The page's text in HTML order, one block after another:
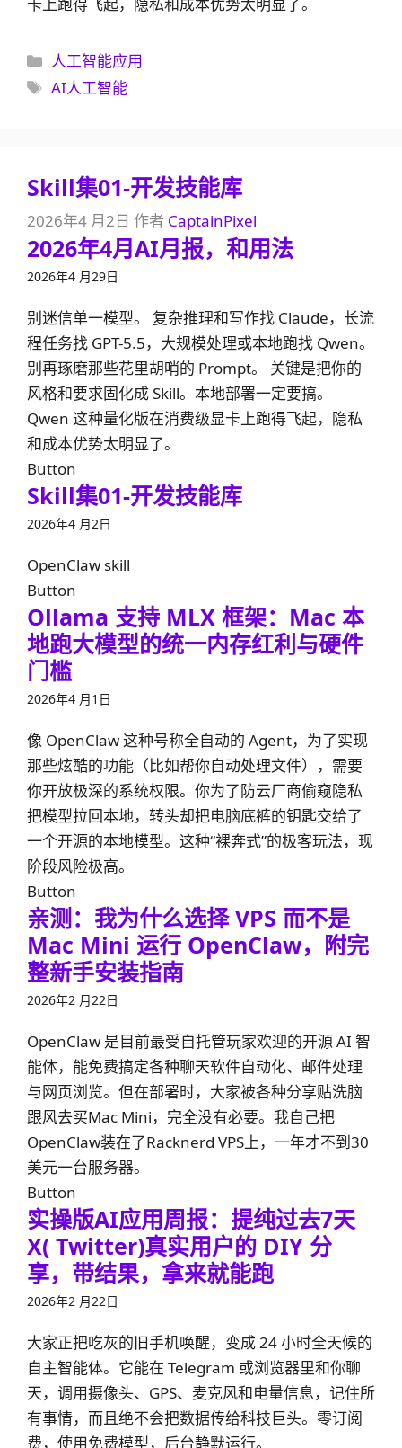
分
类
人工智能应用
标
AI人工智能
Skill集01-开发技能库
2026年4 月2日 作者 CaptainPixel
2026年4月AI月报，和用法
2026年4 月29日
别迷信单一模型。 复杂推理和写作找 Claude，长流
程任务找 GPT-5.5，大规模处理或本地跑找 Qwen。
别再琢磨那些花里胡哨的 Prompt。 关键是把你的
风格和要求固化成 Skill。本地部署一定要搞。
Qwen 这种量化版在消费级显卡上跑得飞起，隐私
和成本优势太明显了。
Button
Skill集01-开发技能库
2026年4 月2日
OpenClaw skill
Button
Ollama 支持 MLX 框架：Mac 本
地跑大模型的统一内存红利与硬件
门槛
2026年4 月1日
像 OpenClaw 这种号称全自动的 Agent，为了实现
那些炫酷的功能（比如帮你自动处理文件），需要
你开放极深的系统权限。你为了防云厂商偷窥隐私
把模型拉回本地，转头却把电脑底裤的钥匙交给了
一个开源的本地模型。这种“裸奔式”的极客玩法，现
阶段风险极高。
Button
亲测：我为什么选择 VPS 而不是
Mac Mini 运行 OpenClaw，附完
整新手安装指南
2026年2 月22日
OpenClaw 是目前最受自托管玩家欢迎的开源 AI 智
能体，能免费搞定各种聊天软件自动化、邮件处理
与网页浏览。但在部署时，大家被各种分享贴洗脑
跟风去买Mac Mini，完全没有必要。我自己把
OpenClaw装在了Racknerd VPS上，一年才不到30
美元一台服务器。
Button
实操版AI应用周报：提纯过去7天
X( Twitter)真实用户的 DIY 分
享，带结果，拿来就能跑
2026年2 月22日
大家正把吃灰的旧手机唤醒，变成 24 小时全天候的
自主智能体。它能在 Telegram 或浏览器里和你聊
天，调用摄像头、GPS、麦克风和电量信息，记住所
有事情，而且绝不会把数据传给科技巨头。零订阅
费，使用免费模型，后台静默运行。